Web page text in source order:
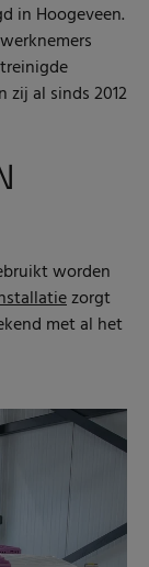
in Hoogeveen.
al sinds 2012
worden
zorgt
met al het